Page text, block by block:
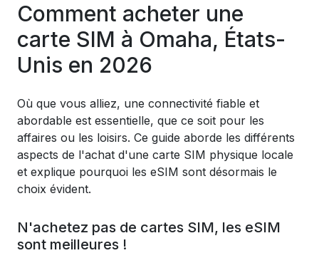
Comment acheter une
carte SIM à Omaha, États-
Unis en 2026
Où que vous alliez, une connectivité fiable et
abordable est essentielle, que ce soit pour les
affaires ou les loisirs. Ce guide aborde les différents
aspects de l'achat d'une carte SIM physique locale
et explique pourquoi les eSIM sont désormais le
choix évident.
N'achetez pas de cartes SIM, les eSIM
sont meilleures !